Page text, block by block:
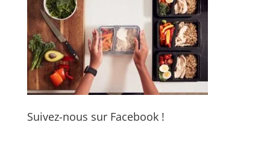
Suivez-nous sur Facebook !